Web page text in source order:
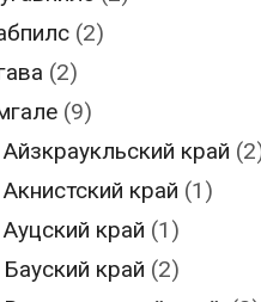
(2)
(2)
(9)
Айзкраукльский край
Акнистский край (1)
Ауцский край (1)
Бауский край (2)